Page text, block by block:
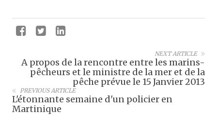
NEXT ARTICLE
A propos de la rencontre entre les marins-
pêcheurs et le ministre de la mer et de la
pêche prévue le 15 Janvier 2013
PREVIOUS ARTICLE
L'étonnante semaine d'un policier en
Martinique